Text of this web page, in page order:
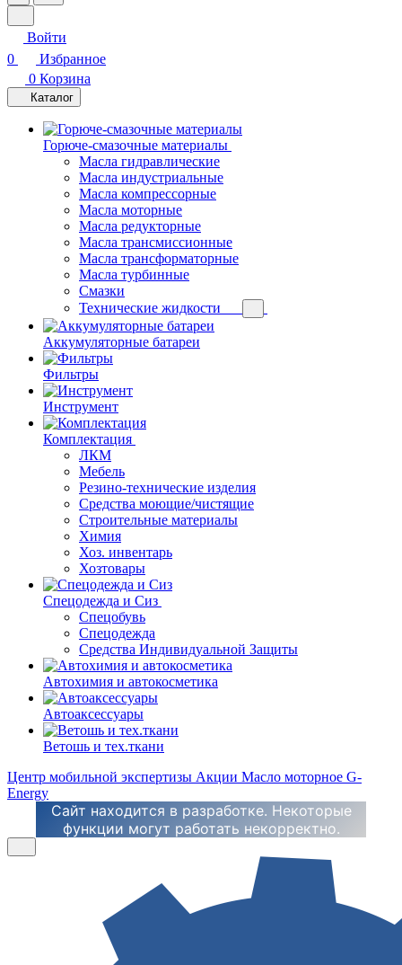
Войти
0
Избранное
0 Корзина
Каталог
Горюче-смазочные материалы
Масла гидравлические
Масла индустриальные
Масла компрессорные
Масла моторные
Масла редукторные
Масла трансмиссионные
Масла трансформаторные
Масла турбинные
Смазки
Технические жидкости
Аккумуляторные батареи
Фильтры
Инструмент
Комплектация
ЛКМ
Мебель
Резино-технические изделия
Средства моющие/чистящие
Строительные материалы
Химия
Хоз. инвентарь
Хозтовары
Спецодежда и Сиз
Спецобувь
Спецодежда
Средства Индивидуальной Защиты
Автохимия и автокосметика
Автоаксессуары
Ветошь и тех.ткани
Центр мобильной экспертизы Акции Масло моторное G-
Energy
Сайт находится в разработке. Некоторые
функции могут работать некорректно.